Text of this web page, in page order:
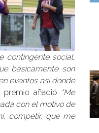
contingente social,
básicamente son
eventos así donde
añadió
“Me
con el motivo de
competir, que me